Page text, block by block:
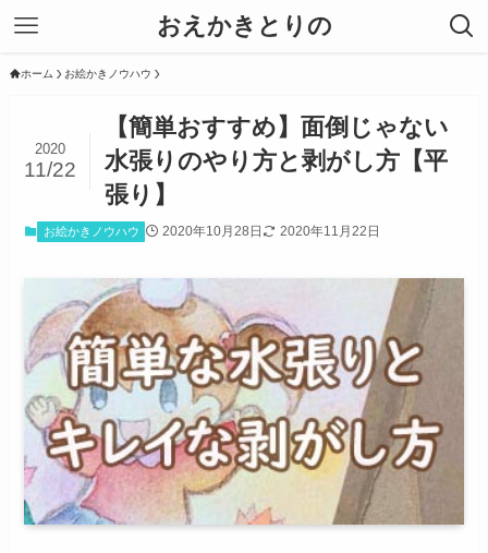
おえかきとりの
ホーム お絵かきノウハウ
【簡単おすすめ】面倒じゃない
水張りのやり方と剥がし方【平
張り】
2020
11/22
お絵かきノウハウ 2020年10月28日 2020年11月22日